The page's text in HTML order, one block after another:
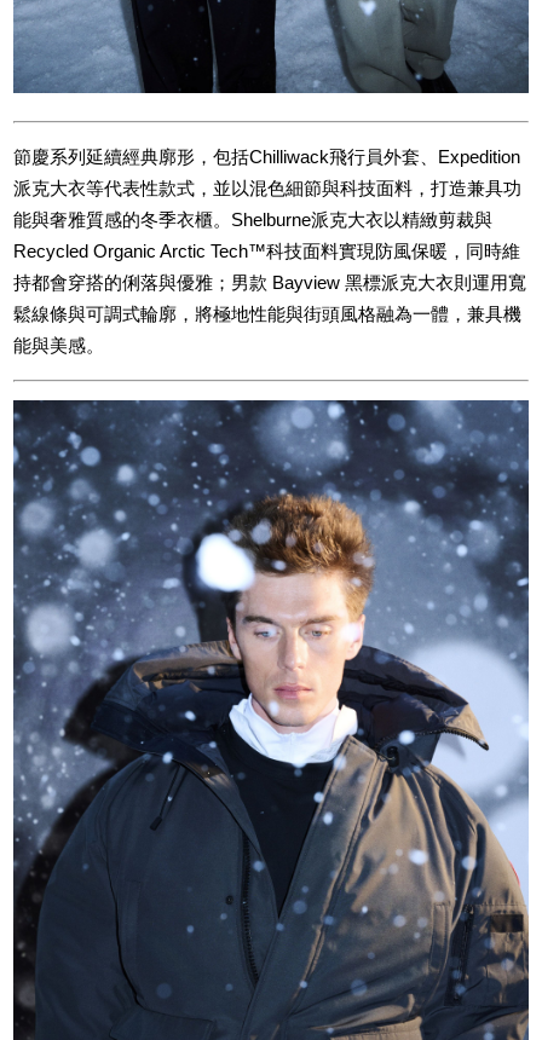
節慶系列延續經典廓形，包括Chilliwack飛行員外套、Expedition
派克大衣等代表性款式，並以混色細節與科技面料，打造兼具功
能與奢雅質感的冬季衣櫃。Shelburne派克大衣以精緻剪裁與
Recycled Organic Arctic Tech™科技面料實現防風保暖，同時維
持都會穿搭的俐落與優雅；男款 Bayview 黑標派克大衣則運用寬
鬆線條與可調式輪廓，將極地性能與街頭風格融為一體，兼具機
能與美感。